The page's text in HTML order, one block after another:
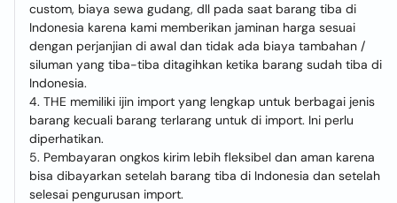
custom, biaya sewa gudang, dll pada saat barang tiba di
Indonesia karena kami memberikan jaminan harga sesuai
dengan perjanjian di awal dan tidak ada biaya tambahan /
siluman yang tiba-tiba ditagihkan ketika barang sudah tiba di
Indonesia.
4. THE memiliki ijin import yang lengkap untuk berbagai jenis
barang kecuali barang terlarang untuk di import. Ini perlu
diperhatikan.
5. Pembayaran ongkos kirim lebih fleksibel dan aman karena
bisa dibayarkan setelah barang tiba di Indonesia dan setelah
selesai pengurusan import.